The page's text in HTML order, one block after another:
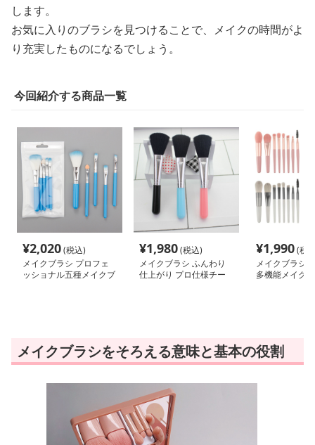
します。
お気に入りのブラシを見つけることで、メイクの時間がよ
り充実したものになるでしょう。
今回紹介する商品一覧
¥2,020(税込)
メイクブラシ プロフェ
ッショナル五種メイクブ
¥1,980(税込)
メイクブラシ ふんわり
仕上がり プロ仕様チー
¥1,990(税
メイクブラシ
多機能メイク
メイクブラシをそろえる意味と基本の役割